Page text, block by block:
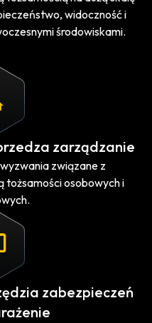
widoczność i
środowiskami.
zarządzanie
związane z
tożsamości osobowych i
zabezpieczeń